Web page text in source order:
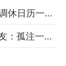
2025假期放假时间表 2025年放假调休日历一览表
中科院博士还原被骗至缅甸经历 网友：孤注一掷现实版